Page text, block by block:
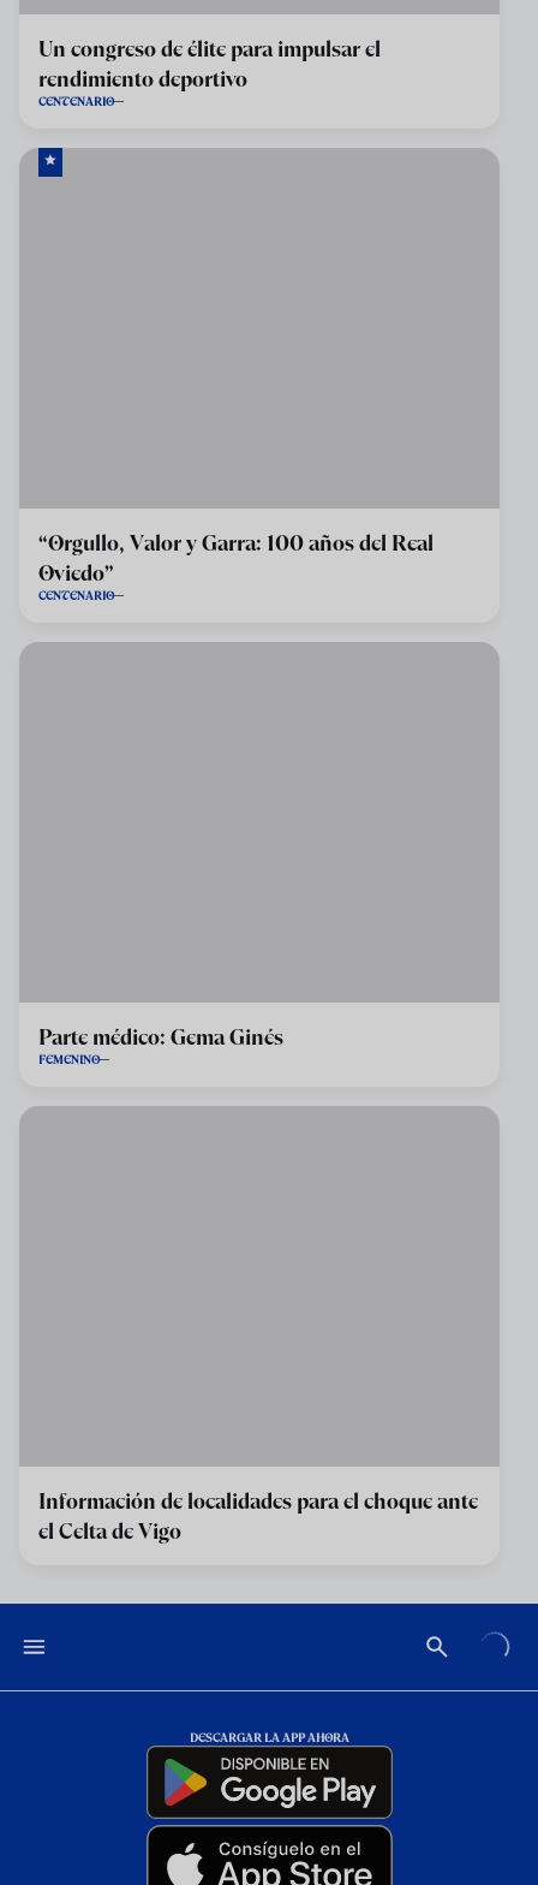
Un congreso de élite para impulsar el
rendimiento deportivo
CENTENARIO
“Orgullo, Valor y Garra: 100 años del Real
Oviedo”
CENTENARIO
Parte médico: Gema Ginés
FEMENINO
Información de localidades para el choque ante
el Celta de Vigo
DESCARGAR LA APP AHORA